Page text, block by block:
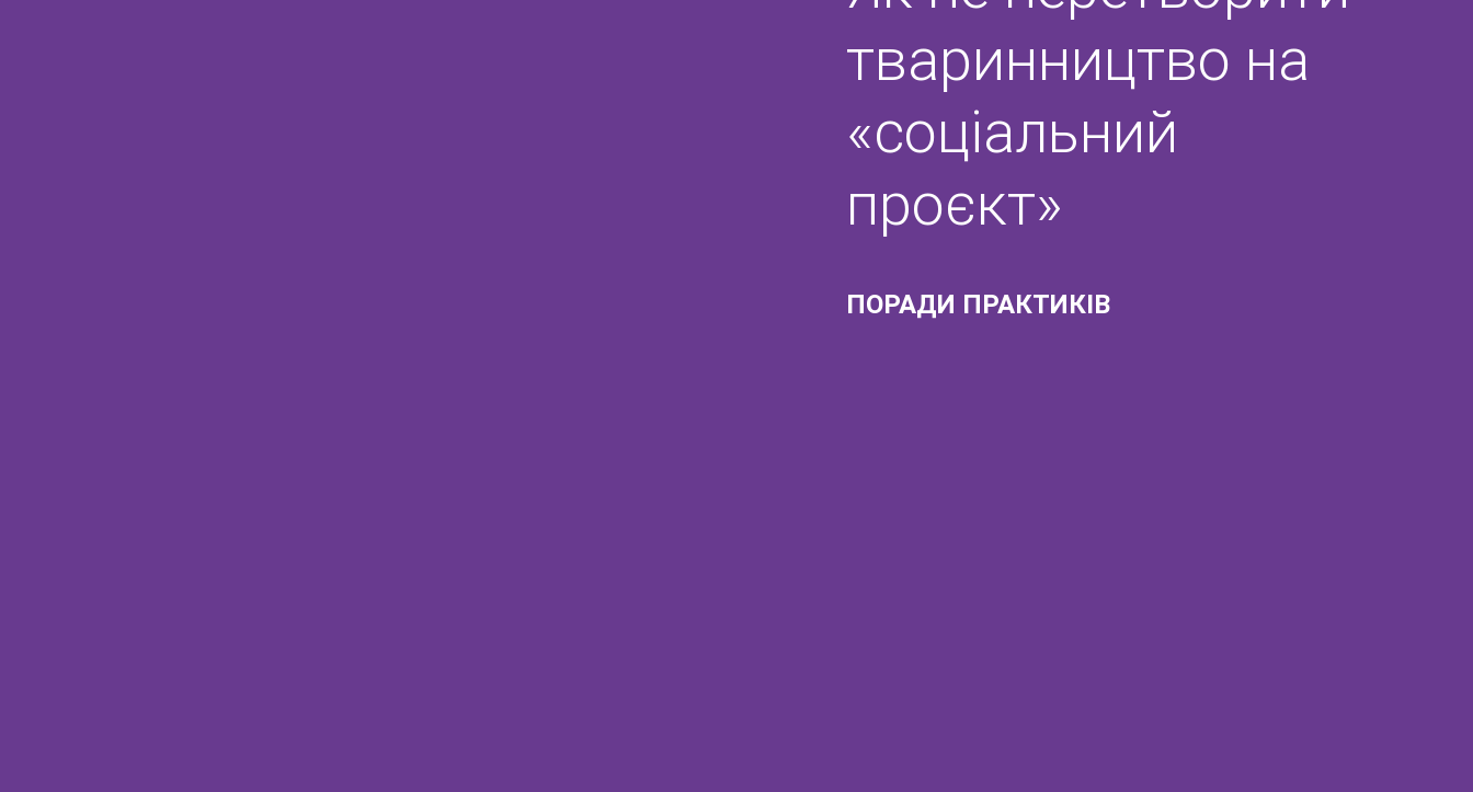
тваринництво на
«соціальний
проєкт»
ПОРАДИ ПРАКТИКІВ